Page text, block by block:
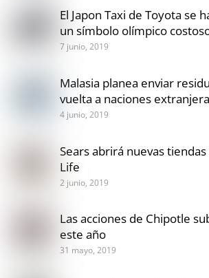
El Japon Taxi de Toyota se
un símbolo olímpico
7 junio, 2019
Malasia planea enviar
vuelta a naciones
4 junio, 2019
Sears abrirá nuevas
Life
2 junio, 2019
Las acciones de Chipotle
este año
31 mayo, 2019